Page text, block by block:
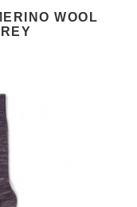
WOOL